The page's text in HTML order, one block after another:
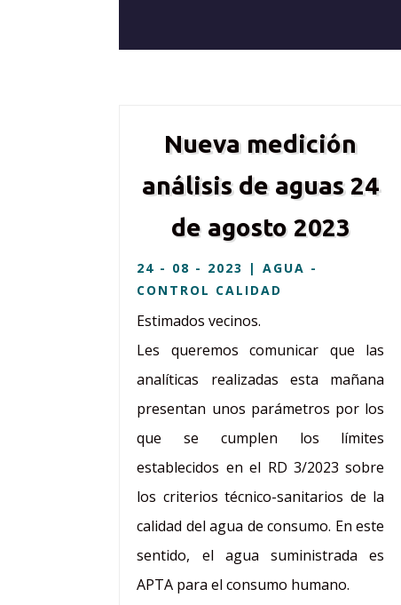
Nueva medición
análisis de aguas 24
de agosto 2023
24 - 08 - 2023 |AGUA -
CONTROL CALIDAD
Estimados vecinos.
Les queremos comunicar que las
analíticas realizadas esta mañana
presentan unos parámetros por los
que se cumplen los límites
establecidos en el RD 3/2023 sobre
los criterios técnico-sanitarios de la
calidad del agua de consumo. En este
sentido, el agua suministrada es
APTA para el consumo humano.